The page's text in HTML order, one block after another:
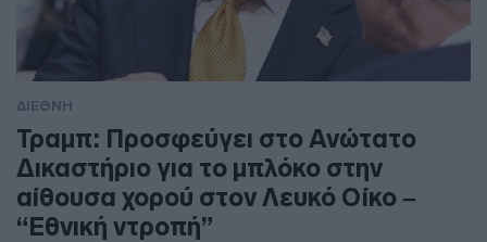
ΔΙΕΘΝΗ
Τραμπ: Προσφεύγει στο Ανώτατο
Δικαστήριο για το μπλόκο στην
αίθουσα χορού στον Λευκό Οίκο –
“Εθνική ντροπή”